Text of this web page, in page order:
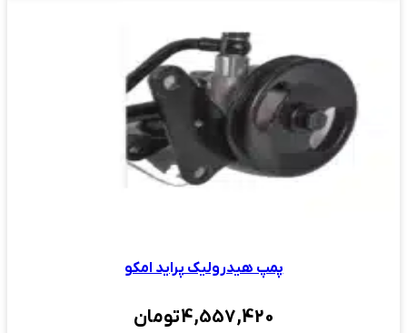
پمپ هیدرولیک پراید امکو
4,557,420تومان